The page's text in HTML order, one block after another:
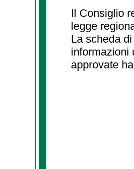
Il Consiglio
legge
La scheda
informazioni
approvate